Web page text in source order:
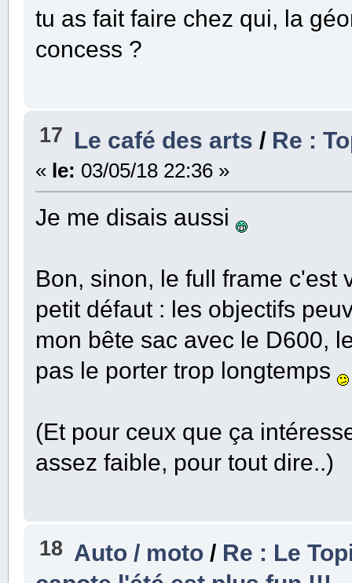
tu as fait faire chez qui, la
concess ?
17 Le café des arts / Re :
« le: 03/05/18 22:36 »
Je me disais aussi
Bon, sinon, le full frame c'est
petit défaut : les objectifs
mon bête sac avec le D600,
pas le porter trop longtemps
(Et pour ceux que ça
assez faible, pour tout dire..)
18 Auto / moto/ Re : Le